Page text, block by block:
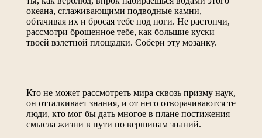
океана, сглаживающими подводные камни,
обтачивая их и бросая тебе под ноги. Не растопчи,
рассмотри брошенное тебе, как большие куски
твоей взлетной площадки. Собери эту мозаику.
Кто не может рассмотреть мира сквозь призму наук,
он отталкивает знания, и от него отворачиваются те
люди, кто мог бы дать многое в плане постижения
смысла жизни в пути по вершинам знаний.